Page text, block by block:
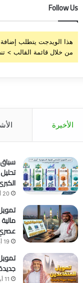
Follow Us
هذا الويدجت يتطلب إضافة
من خلال قائمة القالب >
الأخيرة
20 أبريل 2026
19 أبريل 2026
11 أبريل 2026